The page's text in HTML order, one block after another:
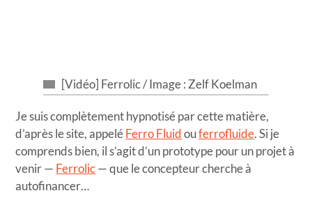
[Vidéo] Ferrolic / Image : Zelf Koelman
Je suis complètement hypnotisé par cette matière,
d’après le site, appeléFerro Fluidouferrofluide. Si je
comprends bien, il s’agit d’un prototype pour un projet à
venir — Ferrolic— que le concepteur cherche à
autofinancer…